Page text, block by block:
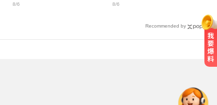
8/6
組自救會
8/6
Recommended by